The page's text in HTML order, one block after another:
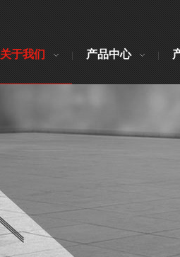
关于我们 产品中心